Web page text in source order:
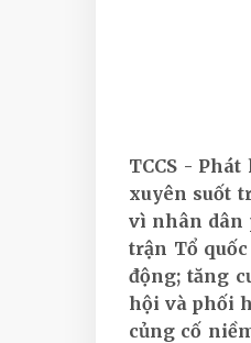
TCCS -
xuyên suốt
vì nhân dân
trận Tổ
động; tăng
hội và phối
củng cố